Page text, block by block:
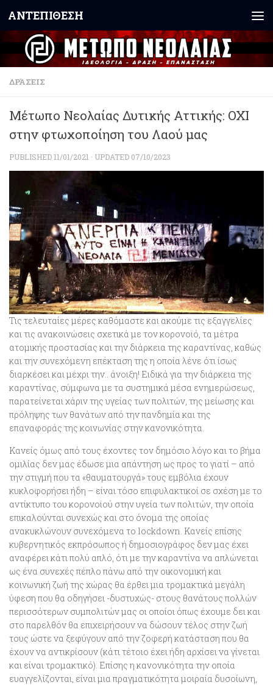
Skip to content
ΑΝΤΕΠΙΘΕΣΗ
ΔΡΆΣΕΙΣ
Μέτωπο Νεολαίας Δυτικής Αττικής: ΟΧΙ
στην φτωχοποίηση του Λαού μας
PUBLISHED11/01/2021 · UPDATED 07/10/2023
Τις τελευταίες μέρες καθόμαστε και ακούμε τις εξαγγελίες
και τις ανακοινώσεις σχετικά με τον κορονοϊό, τα μέτρα
ατομικής προστασίας και την διάρκεια της καραντίνας, καθώς
και την συνεχόμενη επέκταση της η οποία λένε ότι ίσως
διαρκέσει και μέχρι την.. άνοιξη! Ειδικά για την διάρκεια της
καραντίνας, σύμφωνα με τα συστημικά μέσα ενημερώσεως,
παρατείνεται χάριν της υγείας των πολιτών, της μείωσης και
πρόληψης των θανάτων από την πανδημία και της
επαναφοράς της κοινωνίας στην κανονικότητα.
Κανείς όμως από τους έχοντες τον δημόσιο λόγο και το βήμα
ομιλίας δεν μας έδωσε μια απάντηση ως προς το γιατί – από
την στιγμή που τα «θαυματουργά» τους εμβόλια έχουν
κυκλοφορήσει ήδη – είναι τόσο επιφυλακτικοί σε σχέση με το
αντίκτυπο του κορονοϊού στην υγεία των πολιτών, την οποία
επικαλούνται συνεχώς και στο όνομα της οποίας
ανακυκλώνουν συνεχόμενα το lockdown. Κανείς επίσης
κυβερνητικός εκπρόσωπος ή δημοσιογράφος δεν μας έχει
αναφέρει κάτι πολύ απλό, ότι με την καραντίνα να απλώνεται
ως ένα συνεχές πέπλο πάνω από την οικονομική και
κοινωνική ζωή της χώρας θα έρθει μια τρομακτικά μεγάλη
ύφεση που θα οδηγήσει -δυστυχώς- στους θανάτους πολλών
περισσότερων συμπολιτών μας οι οποίοι όπως έχουμε δει και
στο παρελθόν θα επιχειρήσουν να δώσουν τέλος στην ζωή
τους ώστε να ξεφύγουν από την ζοφερή κατάσταση που θα
έχουν να αντικρίσουν (κάτι τέτοιο έχει ήδη αρχίσει να γίνεται
και είναι τρομακτικό). Επίσης η κανονικότητα την οποία
ευαγγελίζονται, είναι μια πραγματικότητα μοιραία δυσοίωνη,